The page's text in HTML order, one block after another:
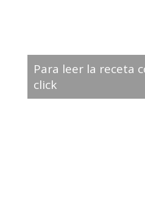
Para leer la receta
click